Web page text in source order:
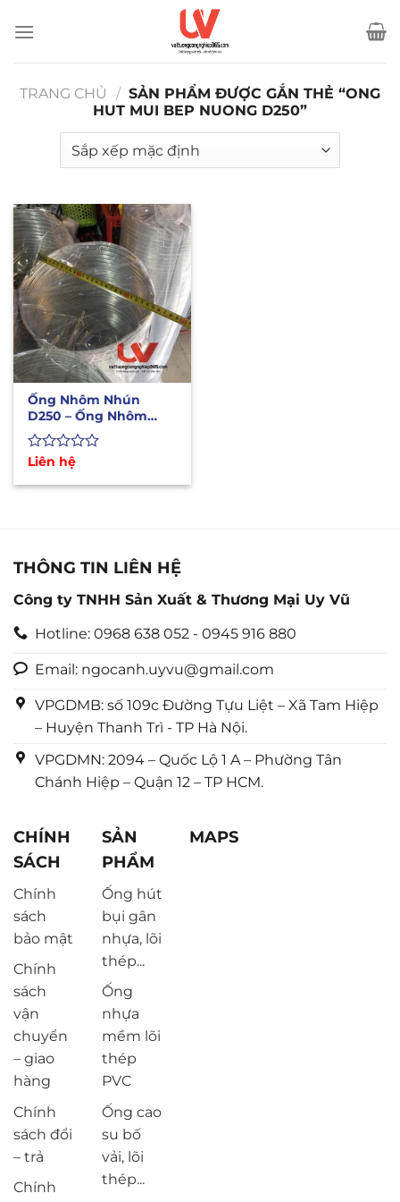
qua
TRANG CHỦ
/ SẢN PHẨM ĐƯỢC GẮN THẺ “ONG
HUT MUI BEP NUONG D250”
Ống Nhôm Nhún
D250 – Ống Nhôm
Bán Cứng Chịu Nhiệt
Độ Cao
Được
hạng
Liên hệ
THÔNG TIN LIÊN HỆ
Công ty TNHH Sản Xuất & Thương Mại Uy Vũ
Hotline: 0968 638 052 - 0945 916 880
Email: ngocanh.uyvu@gmail.com
VPGDMB: số 109c Đường Tựu Liệt – Xã Tam Hiệp
– Huyện Thanh Trì - TP Hà Nội.
VPGDMN: 2094 – Quốc Lộ 1 A – Phường Tân
Chánh Hiệp – Quận 12 – TP HCM.
CHÍNH
SÁCH
Chính
sách
bảo mật
Chính
sách
vận
chuyển
– giao
hàng
Chính
sách đổi
– trả
Chính
SẢN
PHẨM
Ống hút
bụi gân
nhựa, lõi
thép...
Ống
nhựa
mềm lõi
thép
PVC
Ống cao
su bố
vải, lõi
thép...
MAPS